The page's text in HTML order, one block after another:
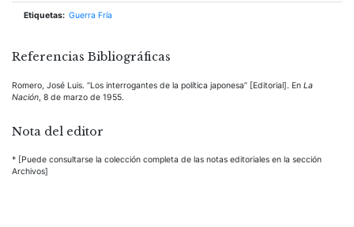
Etiquetas: Guerra Fría
Referencias Bibliográficas
Romero, José Luis. “Los interrogantes de la política japonesa” [Editorial]. En La
Nación, 8 de marzo de 1955.
Nota del editor
* [Puede consultarse la colección completa de las notas editoriales en la sección
Archivos]